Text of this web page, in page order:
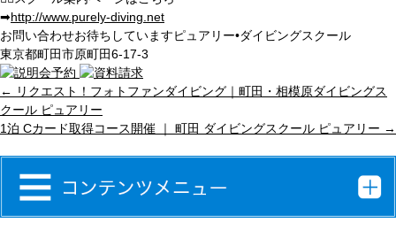
➡︎http://www.purely-diving.net
お問い合わせお待ちしていますピュアリー•ダイビングスクール
東京都町田市原町田6-17-3
← リクエスト！フォトファンダイビング｜町田・相模原ダイビングス
クール ピュアリー
1泊 Cカード取得コース開催 ｜ 町田 ダイビングスクール ピュアリー →